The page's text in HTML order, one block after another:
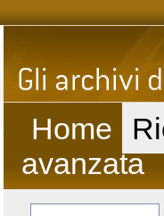
Home
avanzata